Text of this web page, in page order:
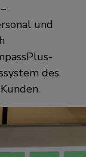
und
des